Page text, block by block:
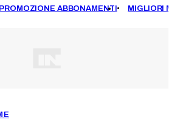
PROMOZIONE ABBONAMENTI MIGLIORI